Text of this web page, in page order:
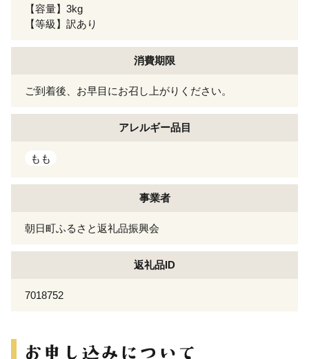
【容量】3kg
【等級】訳あり
消費期限
ご到着後、お早目にお召し上がりください。
アレルギー品目
もも
事業者
朝日町ふるさと返礼品振興会
返礼品ID
7018752